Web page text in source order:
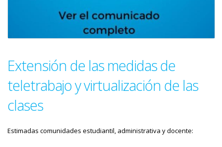
Extensión de las medidas de
teletrabajo y virtualización de las
clases
Estimadas comunidades estudiantil, administrativa y docente: